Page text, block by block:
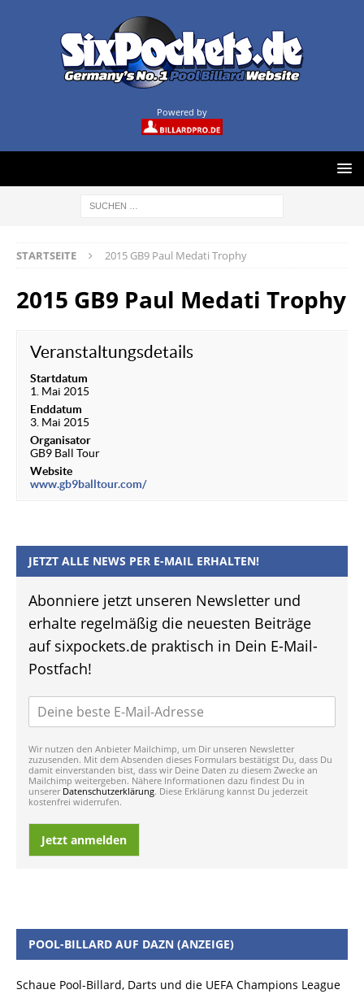
Powered by
STARTSEITE 2015 GB9 Paul Medati Trophy
2015 GB9 Paul Medati Trophy
Veranstaltungsdetails
Startdatum
1. Mai 2015
Enddatum
3. Mai 2015
Organisator
GB9 Ball Tour
Website
www.gb9balltour.com/
JETZT ALLE NEWS PER E-MAIL ERHALTEN!
Abonniere jetzt unseren Newsletter und
erhalte regelmäßig die neuesten Beiträge
auf sixpockets.de praktisch in Dein E-Mail-
Postfach!
Wir nutzen den Anbieter Mailchimp, um Dir unseren Newsletter
zuzusenden. Mit dem Absenden dieses Formulars bestätigst Du, dass Du
damit einverstanden bist, dass wir Deine Daten zu diesem Zwecke an
Mailchimp weitergeben. Nähere Informationen dazu findest Du in
unserer Datenschutzerklärung. Diese Erklärung kannst Du jederzeit
kostenfrei widerrufen.
Jetzt anmelden
POOL-BILLARD AUF DAZN (ANZEIGE)
Schaue Pool-Billard, Darts und die UEFA Champions League